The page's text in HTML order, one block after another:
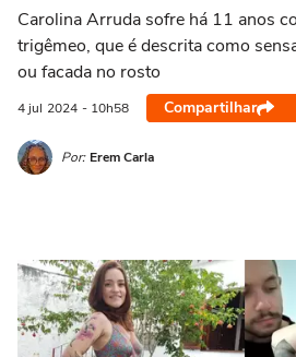
Carolina Arruda sofre há 11 anos
trigêmeo, que é descrita como
ou facada no rosto
4 jul 2024 - 10h58 Compartilhar
Por: Erem Carla